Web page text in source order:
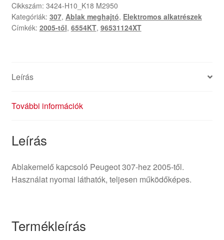
Cikkszám: 3424-H10_K18 M2950
Kategóriák: 307, Ablak meghajtó, Elektromos alkatrészek
Címkék: 2005-től, 6554KT, 96531124XT
Leírás
További információk
Leírás
Ablakemelő kapcsoló Peugeot 307-hez 2005-től.
Használat nyomai láthatók, teljesen működőképes.
Termékleírás